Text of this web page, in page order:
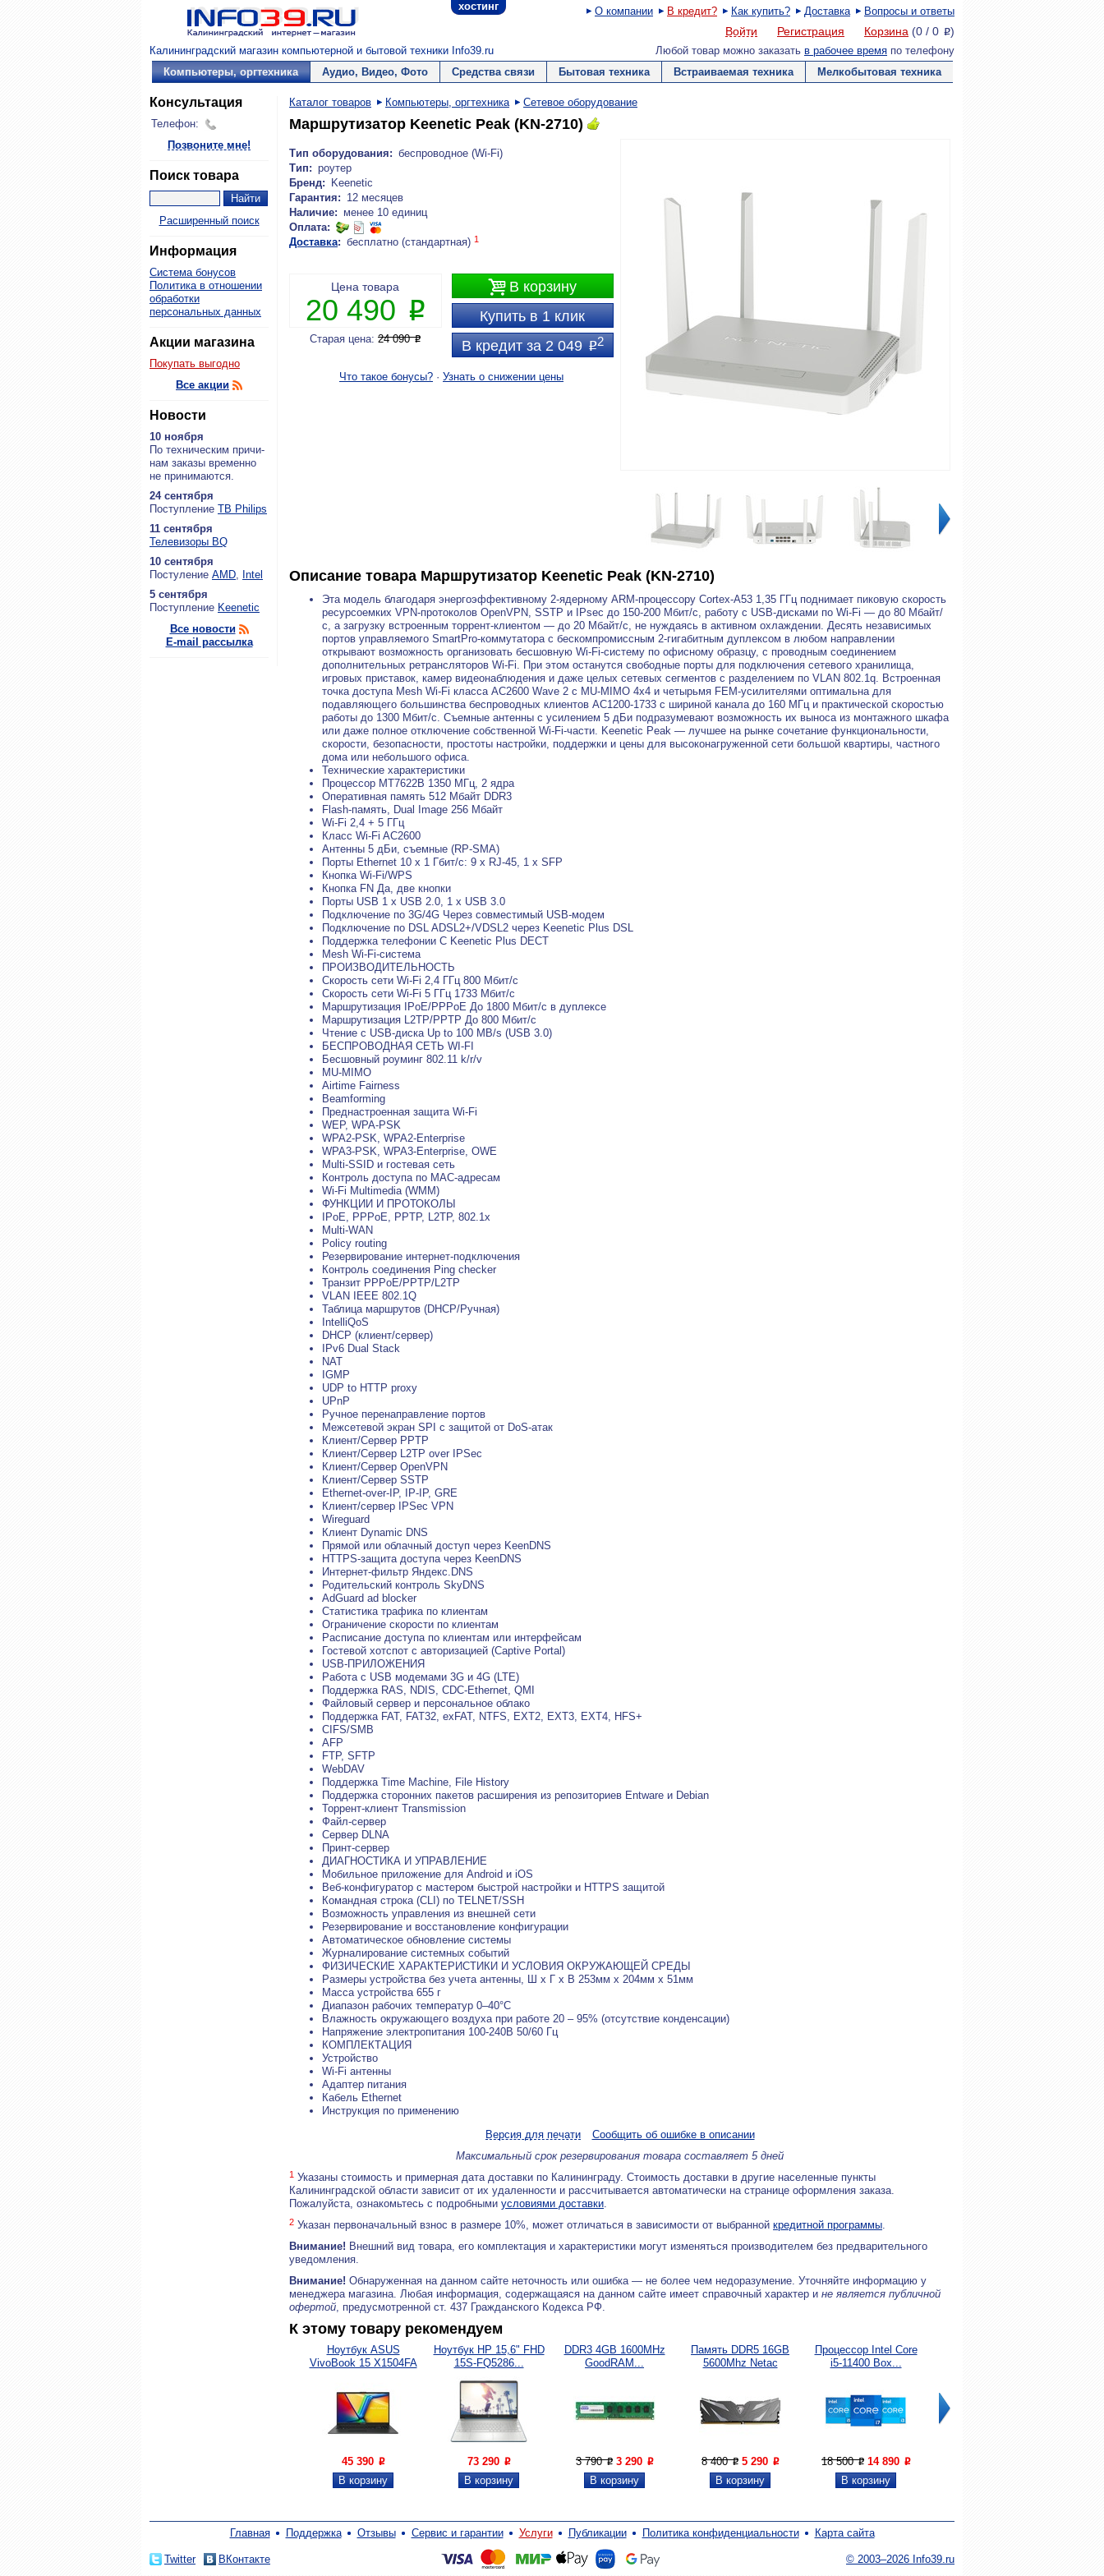
хостинг О компании В кредит? Как купить? Доставка Вопросы и ответы
Войти Регистрация Корзина (0 / 0 P)
Калининградский магазин компьютерной и бытовой техники Info39.ru Любой товар можно заказать в рабочее время по телефону
Компьютеры, оргтехника
Аудио, Видео, Фото Средства связи Бытовая техника Встраиваемая техника Мелкобытовая техника
Консультация
Телефон:
Позвоните мне!
Поиск товара
Расширенный поиск
Информация
Система бонусов
Политика в отношении
обработки
персональных данных
Акции магазина
Покупать выгодно
Все акции
Новости
10 ноября
По тех­ни­че­ским при­чи­
нам за­ка­зы вре­мен­но
не при­ни­ма­ют­ся.
24 сентября
По­ступ­ле­ние ТВ Philips
11 сентября
Теле­ви­зо­ры BQ
10 сентября
По­сту­ле­ние AMD, Intel
5 сентября
По­ступ­ле­ние Keenetic
Все новости
E-mail рассылка
Каталог товаров Компьютеры, оргтехника Сетевое оборудование
Маршрутизатор Keenetic Peak (KN-2710)
Тип оборудования: беспроводное (Wi-Fi)
Тип: роутер
Бренд:
Keenetic
Гарантия: 12 месяцев
Наличие: менее 10 единиц
Оплата:
Доставка: бесплатно (стандартная) 1
В корзину
Купить в 1 клик
В кредит за 2 049P2
Цена товара
20 490 P
Старая цена:24 090P
Что такое бонусы? · Узнать о снижении цены
Описание товара Маршрутизатор Keenetic Peak (KN-2710)
Эта модель благодаря энергоэффективному 2-ядерному ARM-процессору Cortex-A53 1,35 ГГц поднимает пиковую скорость
ресурсоемких VPN-протоколов OpenVPN, SSTP и IPsec до 150-200 Мбит/с, работу с USB-дисками по Wi-Fi — до 80 Мбайт/
с, а загрузку встроенным торрент-клиентом — до 20 Мбайт/с, не нуждаясь в активном охлаждении. Десять независимых
портов управляемого SmartPro-коммутатора с бескомпромиссным 2-гигабитным дуплексом в любом направлении
открывают возможность организовать бесшовную Wi-Fi-систему по офисному образцу, с проводным соединением
дополнительных ретрансляторов Wi-Fi. При этом останутся свободные порты для подключения сетевого хранилища,
игровых приставок, камер видеонаблюдения и даже целых сетевых сегментов с разделением по VLAN 802.1q. Встроенная
точка доступа Mesh Wi-Fi класса AC2600 Wave 2 с MU-MIMO 4x4 и четырьмя FEM-усилителями оптимальна для
подавляющего большинства беспроводных клиентов AC1200-1733 с шириной канала до 160 МГц и практической скоростью
работы до 1300 Мбит/с. Съемные антенны с усилением 5 дБи подразумевают возможность их выноса из монтажного шкафа
или даже полное отключение собственной Wi-Fi-части. Keenetic Peak — лучшее на рынке сочетание функциональности,
скорости, безопасности, простоты настройки, поддержки и цены для высоконагруженной сети большой квартиры, частного
дома или небольшого офиса.
Технические характеристики
Процессор MT7622B 1350 МГц, 2 ядра
Оперативная память 512 Мбайт DDR3
Flash-память, Dual Image 256 Мбайт
Wi-Fi 2,4 + 5 ГГц
Класс Wi-Fi AC2600
Антенны 5 дБи, съемные (RP-SMA)
Порты Ethernet 10 x 1 Гбит/с: 9 x RJ-45, 1 x SFP
Кнопка Wi-Fi/WPS
Кнопка FN Да, две кнопки
Порты USB 1 x USB 2.0, 1 x USB 3.0
Подключение по 3G/4G Через совместимый USB-модем
Подключение по DSL ADSL2+/VDSL2 через Keenetic Plus DSL
Поддержка телефонии C Keenetic Plus DECT
Mesh Wi-Fi-система
ПРОИЗВОДИТЕЛЬНОСТЬ
Скорость сети Wi-Fi 2,4 ГГц 800 Мбит/с
Скорость сети Wi-Fi 5 ГГц 1733 Мбит/с
Маршрутизация IPoE/PPPoE До 1800 Мбит/с в дуплексе
Маршрутизация L2TP/PPTP До 800 Мбит/с
Чтение с USB-диска Up to 100 MB/s (USB 3.0)
БЕСПРОВОДНАЯ СЕТЬ WI-FI
Бесшовный роуминг 802.11 k/r/v
MU-MIMO
Airtime Fairness
Beamforming
Преднастроенная защита Wi-Fi
WEP, WPA-PSK
WPA2-PSK, WPA2-Enterprise
WPA3-PSK, WPA3-Enterprise, OWE
Multi-SSID и гостевая сеть
Контроль доступа по MAC-адресам
Wi-Fi Multimedia (WMM)
ФУНКЦИИ И ПРОТОКОЛЫ
IPoE, PPPoE, PPTP, L2TP, 802.1x
Multi-WAN
Policy routing
Резервирование интернет-подключения
Контроль соединения Ping checker
Транзит PPPoE/PPTP/L2TP
VLAN IEEE 802.1Q
Таблица маршрутов (DHCP/Ручная)
IntelliQoS
DHCP (клиент/сервер)
IPv6 Dual Stack
NAT
IGMP
UDP to HTTP proxy
UPnP
Ручное перенаправление портов
Межсетевой экран SPI с защитой от DoS-атак
Клиент/Сервер PPTP
Клиент/Сервер L2TP over IPSec
Клиент/Сервер OpenVPN
Клиент/Сервер SSTP
Ethernet-over-IP, IP-IP, GRE
Клиент/сервер IPSec VPN
Wireguard
Клиент Dynamic DNS
Прямой или облачный доступ через KeenDNS
HTTPS-защита доступа через KeenDNS
Интернет-фильтр Яндекс.DNS
Родительский контроль SkyDNS
AdGuard ad blocker
Статистика трафика по клиентам
Ограничение скорости по клиентам
Расписание доступа по клиентам или интерфейсам
Гостевой хотспот с авторизацией (Captive Portal)
USB-ПРИЛОЖЕНИЯ
Работа с USB модемами 3G и 4G (LTE)
Поддержка RAS, NDIS, CDC‑Ethernet, QMI
Файловый сервер и персональное облако
Поддержка FAT, FAT32, exFAT, NTFS, EXT2, EXT3, EXT4, HFS+
CIFS/SMB
AFP
FTP, SFTP
WebDAV
Поддержка Time Machine, File History
Поддержка сторонних пакетов расширения из репозиториев Entware и Debian
Торрент-клиент Transmission
Файл-сервер
Cервер DLNA
Принт-сервер
ДИАГНОСТИКА И УПРАВЛЕНИЕ
Мобильное приложение для Android и iOS
Веб-конфигуратор с мастером быстрой настройки и HTTPS защитой
Командная строка (CLI) по TELNET/SSH
Возможность управления из внешней сети
Резервирование и восстановление конфигурации
Автоматическое обновление системы
Журналирование системных событий
ФИЗИЧЕСКИЕ ХАРАКТЕРИСТИКИ И УСЛОВИЯ ОКРУЖАЮЩЕЙ СРЕДЫ
Размеры устройства без учета антенны, Ш x Г x В 253мм x 204мм x 51мм
Масса устройства 655 г
Диапазон рабочих температур 0–40°С
Влажность окружающего воздуха при работе 20 – 95% (отсутствие конденсации)
Напряжение электропитания 100-240В 50/60 Гц
КОМПЛЕКТАЦИЯ
Устройство
Wi-Fi антенны
Адаптер питания
Кабель Ethernet
Инструкция по применению
Версия для печати
Сообщить об ошибке в описании
Максимальный срок резервирования товара составляет 5 дней
1 Указаны стоимость и примерная дата доставки по Калининграду. Стоимость доставки в другие населенные пункты
Калининградской области зависит от их удаленности и рассчитывается автоматически на странице оформления заказа.
Пожалуйста, ознакомьтесь с подробными условиями доставки.
2 Указан первоначальный взнос в размере 10%, может отличаться в зависимости от выбранной кредитной программы.
Внимание! Внешний вид товара, его комплектация и характеристики могут изменяться производителем без предварительного
уведомления.
Внимание! Обнаруженная на данном сайте неточность или ошибка — не более чем недоразумение. Уточняйте информацию у
менеджера магазина. Любая информация, содержащаяся на данном сайте имеет справочный характер и не является публичной
офертой, предусмотренной ст. 437 Гражданского Кодекса РФ.
К этому товару рекомендуем
Ноутбук ASUS
VivoBook 15 X1504FA
45 390 P
Ноутбук HP 15,6" FHD
15S-FQ5286...
73 290 P
DDR3 4GB 1600MHz
GoodRAM...
3 790P 3 290 P
Память DDR5 16GB
5600Mhz Netac
8 400P 5 290 P
Процессор Intel Core
i5-11400 Box...
18 500P 14 890 P
Главная Поддержка Отзывы Сервис и гарантии Услуги Публикации Политика конфиденциальности Карта сайта
Twitter ВКонтакте © 2003–2026 Info39.ru